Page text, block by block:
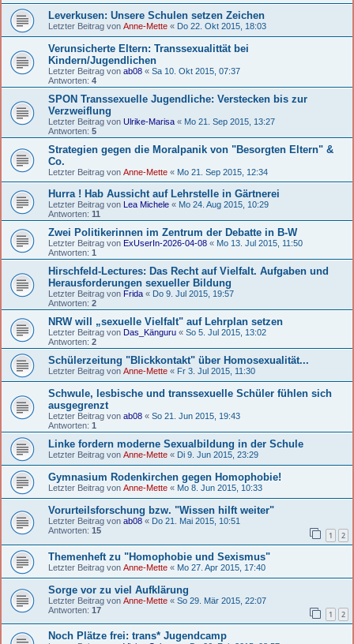
Leverkusen: Unsere Schulen setzen Zeichen
Letzter Beitrag von Anne-Mette « Do 22. Okt 2015, 18:03
Verunsicherte Eltern: Transsexualittät bei
Kindern/Jugendlichen
Letzter Beitrag von ab08 « Sa 10. Okt 2015, 07:37
Antworten: 4
SPON Transsexuelle Jugendliche: Verstecken bis zur
Verzweiflung
Letzter Beitrag von Ulrike-Marisa « Mo 21. Sep 2015, 13:27
Antworten: 5
Strategien gegen die Moralpanik von "Besorgten Eltern" &
Co.
Letzter Beitrag von Anne-Mette « Mo 21. Sep 2015, 12:34
Hurra ! Hab Aussicht auf Lehrstelle in Gärtnerei
Letzter Beitrag von Lea Michele « Mo 24. Aug 2015, 10:29
Antworten: 11
Zwei Politikerinnen im Zentrum der Debatte in B-W
Letzter Beitrag von ExUserIn-2026-04-08 « Mo 13. Jul 2015, 11:50
Antworten: 1
Hirschfeld-Lectures: Das Recht auf Vielfalt. Aufgaben und
Herausforderungen sexueller Bildung
Letzter Beitrag von Frida « Do 9. Jul 2015, 19:57
Antworten: 2
NRW will „sexuelle Vielfalt" auf Lehrplan setzen
Letzter Beitrag von Das_Känguru « So 5. Jul 2015, 13:02
Antworten: 2
Schülerzeitung "Blickkontakt" über Homosexualität...
Letzter Beitrag von Anne-Mette « Fr 3. Jul 2015, 11:30
Schwule, lesbische und transsexuelle Schüler fühlen sich
ausgegrenzt
Letzter Beitrag von ab08 « So 21. Jun 2015, 19:43
Antworten: 1
Linke fordern moderne Sexualbildung in der Schule
Letzter Beitrag von Anne-Mette « Di 9. Jun 2015, 23:29
Gymnasium Rodenkirchen gegen Homophobie!
Letzter Beitrag von Anne-Mette « Mo 8. Jun 2015, 10:33
Vorurteilsforschung bzw. "Wissen hilft weiter"
Letzter Beitrag von ab08 « Do 21. Mai 2015, 10:51
Antworten: 15 1 2
Themenheft zu "Homophobie und Sexismus"
Letzter Beitrag von Anne-Mette « Mo 27. Apr 2015, 17:40
Sorge vor zu viel Aufklärung
Letzter Beitrag von Anne-Mette « So 29. Mär 2015, 22:07
Antworten: 17 1 2
Noch Plätze frei: trans* Jugendcamp